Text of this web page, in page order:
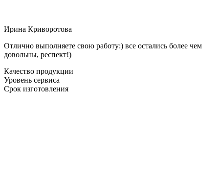
Ирина Криворотова
Отлично выполняете свою работу:) все остались более чем
довольны, респект!)
Качество продукции
Уровень сервиса
Срок изготовления